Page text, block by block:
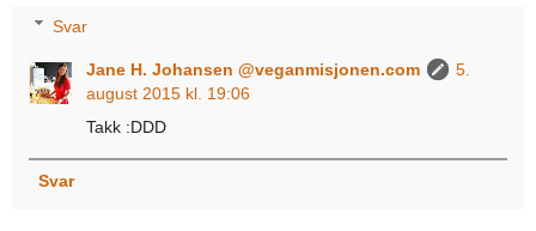
Svar
Jane H. Johansen @veganmisjonen.com
5.
august 2015 kl. 19:06
Takk :DDD
Svar